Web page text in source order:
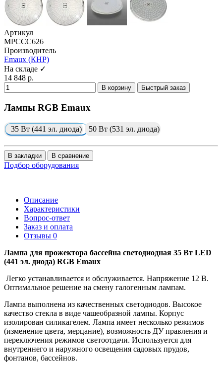
Артикул
МРCСС626
Производитель
Emaux (КНР)
На складе ✓
14 848 р.
В корзину Быстрый заказ
Лампы RGB Emaux
35 Вт (441 эл. диода) 50 Вт (531 эл. диода)
В закладки В сравнение
Подбор оборудования
Описание
Характеристики
Вопрос-ответ
Заказ и оплата
Отзывы 0
Лампа для прожектора бассейна светодиодная 35 Вт LED
(441 эл. диода) RGB Emaux
Легко устанавливается и обслуживается. Напряжение 12 В.
Оптимальное решение на смену галогенным лампам.
Лампа выполнена из качественных светодиодов. Высокое
качество стекла в виде чашеобразной лампы. Корпус
изолирован силикагелем. Лампа имеет несколько режимов
(изменение цвета, мерцание), возможность ДУ правления и
переключения режимов светоотдачи. Используется для
внутреннего и наружного освещения садовых прудов,
фонтанов, бассейнов.